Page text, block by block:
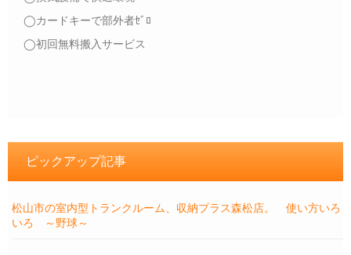
◯カードキーで部外者ｾﾞﾛ
◯初回無料搬入サービス
ピックアップ記事
松山市の室内型トランクルーム、収納プラス森松店。 使い方いろ
いろ ～野球～